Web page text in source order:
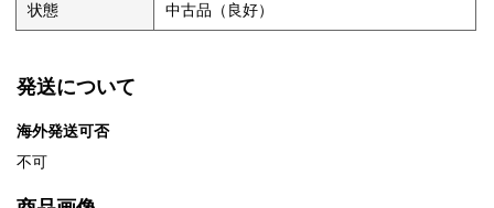
状態 中古品（良好）
発送について
海外発送可否
不可